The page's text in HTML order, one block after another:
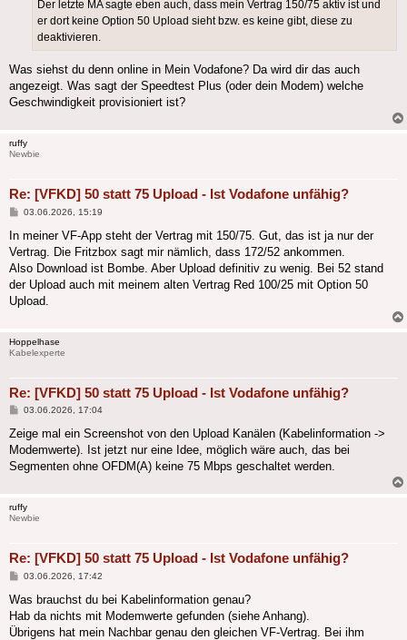
Der letzte MA sagte eben auch, dass mein Vertrag 150/75 aktiv ist und
er dort keine Option 50 Upload sieht bzw. es keine gibt, diese zu
deaktivieren.
Was siehst du denn online in Mein Vodafone? Da wird dir das auch
angezeigt. Was sagt der Speedtest Plus (oder dein Modem) welche
Geschwindigkeit provisioniert ist?
ruffy
Newbie
Re: [VFKD] 50 statt 75 Upload - Ist Vodafone unfähig?
Beitrag
03.06.2026, 15:19
In meiner VF-App steht der Vertrag mit 150/75. Gut, das ist ja nur der
Vertrag. Die Fritzbox sagt mir nämlich, dass 172/52 ankommen.
Also Download ist Bombe. Aber Upload definitiv zu wenig. Bei 52 stand
der Upload auch mit meinem alten Vertrag Red 100/25 mit Option 50
Upload.
Hoppelhase
Kabelexperte
Re: [VFKD] 50 statt 75 Upload - Ist Vodafone unfähig?
Beitrag
03.06.2026, 17:04
Zeige mal ein Screenshot von den Upload Kanälen (Kabelinformation ->
Modemwerte). Ist jetzt nur eine Idee, möglich wäre auch, das bei
Segmenten ohne OFDM(A) keine 75 Mbps geschaltet werden.
ruffy
Newbie
Re: [VFKD] 50 statt 75 Upload - Ist Vodafone unfähig?
Beitrag
03.06.2026, 17:42
Was brauchst du bei Kabelinformation genau?
Hab da nichts mit Modemwerte gefunden (siehe Anhang).
Übrigens hat mein Nachbar genau den gleichen VF-Vertrag. Bei ihm